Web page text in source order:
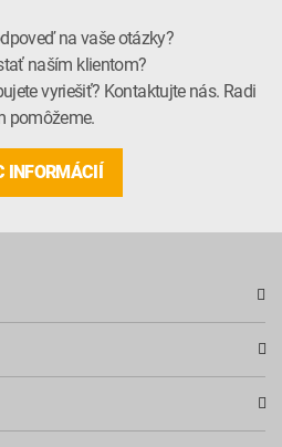
na vaše otázky?
naším klientom?
vyriešiť? Kontaktujte nás. Radi
pomôžeme.
INFORMÁCIÍ